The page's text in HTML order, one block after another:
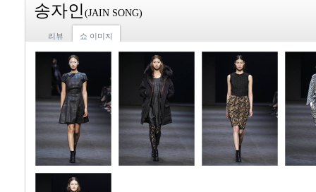
송자인 (JAIN SONG)
리뷰 쇼 이미지